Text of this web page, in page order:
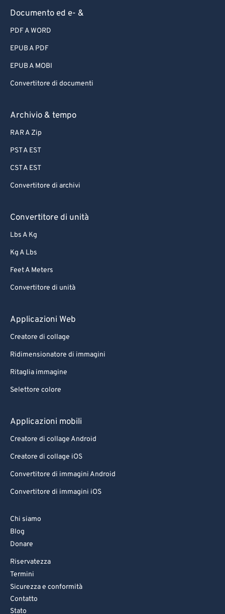
Documento ed e- &
PDF A WORD
EPUB A PDF
EPUB A MOBI
Convertitore di documenti
Archivio & tempo
RAR A Zip
PST A EST
CST A EST
Convertitore di archivi
Convertitore di unità
Lbs A Kg
Kg A Lbs
Feet A Meters
Convertitore di unità
Applicazioni Web
Creatore di collage
Ridimensionatore di immagini
Ritaglia immagine
Selettore colore
Applicazioni mobili
Creatore di collage Android
Creatore di collage iOS
Convertitore di immagini Android
Convertitore di immagini iOS
Chi siamo
Blog
Donare
Riservatezza
Termini
Sicurezza e conformità
Contatto
Stato